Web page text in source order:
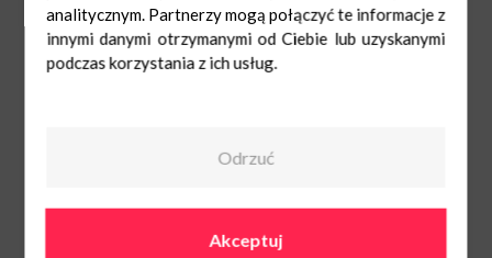
analitycznym. Partnerzy mogą połączyć te informacje z
innymi danymi otrzymanymi od Ciebie lub uzyskanymi
podczas korzystania z ich usług.
Odrzuć
Akceptuj